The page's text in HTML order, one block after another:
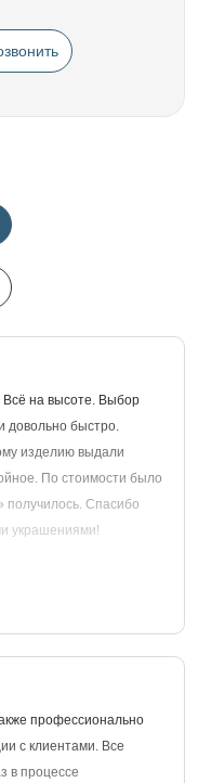
Всё на высоте. Выбор
довольно быстро.
изделию выдали
По стоимости было
получилось. Спасибо
украшениями!
профессионально
с клиентами. Все
в процессе